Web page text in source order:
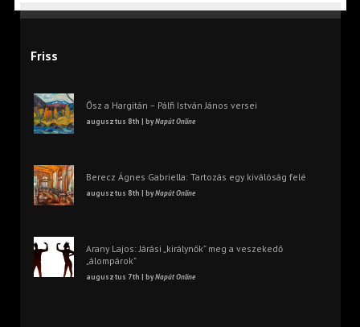
Friss
Ősz a Hargitán – Pálfi István János versei
augusztus 8th | byNapút Online
Berecz Ágnes Gabriella: Tartozás egy kiválóság felé
augusztus 8th | byNapút Online
Arany Lajos: Járási „királynők” meg a veszekedő
„álompárok”
augusztus 7th | byNapút Online